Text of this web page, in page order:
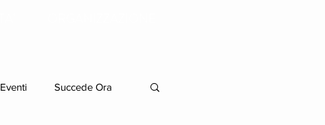
Eventi Succede Ora